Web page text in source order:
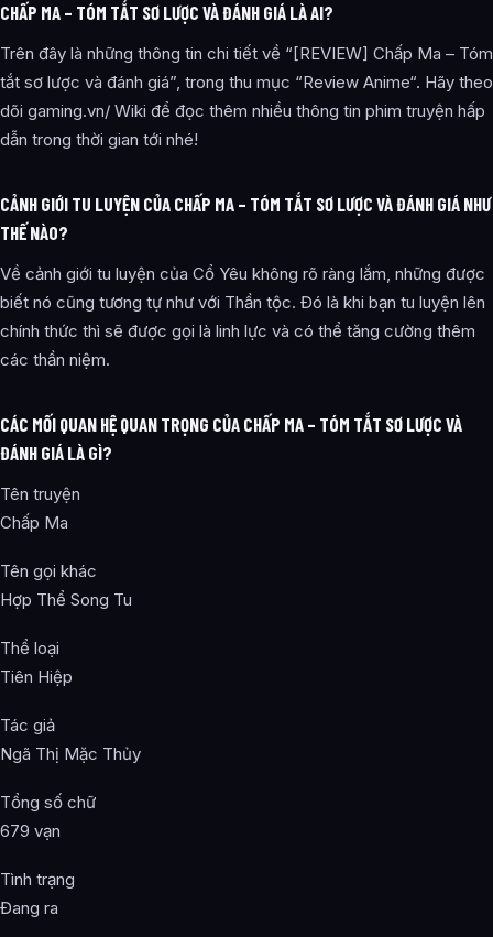
CHẤP MA – TÓM TẮT SƠ LƯỢC VÀ ĐÁNH GIÁ LÀ AI?
Trên đây là những thông tin chi tiết về “[REVIEW] Chấp Ma – Tóm
tắt sơ lược và đánh giá”, trong thu mục “Review Anime“. Hãy theo
dõi gaming.vn/ Wiki để đọc thêm nhiều thông tin phim truyện hấp
dẫn trong thời gian tới nhé!
CẢNH GIỚI TU LUYỆN CỦA CHẤP MA – TÓM TẮT SƠ LƯỢC VÀ ĐÁNH GIÁ NHƯ
THẾ NÀO?
Về cảnh giới tu luyện của Cổ Yêu không rõ ràng lắm, những được
biết nó cũng tương tự như với Thần tộc. Đó là khi bạn tu luyện lên
chính thức thì sẽ được gọi là linh lực và có thể tăng cường thêm
các thần niệm.
CÁC MỐI QUAN HỆ QUAN TRỌNG CỦA CHẤP MA – TÓM TẮT SƠ LƯỢC VÀ
ĐÁNH GIÁ LÀ GÌ?
Tên truyện
Chấp Ma
Tên gọi khác
Hợp Thể Song Tu
Thể loại
Tiên Hiệp
Tác giả
Ngã Thị Mặc Thủy
Tổng số chữ
679 vạn
Tình trạng
Đang ra